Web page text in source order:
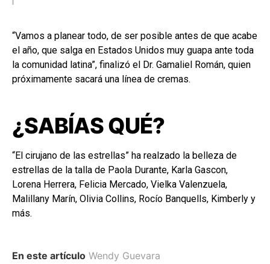
“Vamos a planear todo, de ser posible antes de que acabe
el año, que salga en Estados Unidos muy guapa ante toda
la comunidad latina”, finalizó el Dr. Gamaliel Román, quien
próximamente sacará una línea de cremas.
¿SABÍAS QUÉ?
“El cirujano de las estrellas” ha realzado la belleza de
estrellas de la talla de Paola Durante, Karla Gascon,
Lorena Herrera, Felicia Mercado, Vielka Valenzuela,
Malillany Marín, Olivia Collins, Rocío Banquells, Kimberly y
más.
En este artículo Wendy Guevara